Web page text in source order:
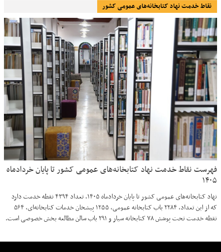
نقاط خدمت نهاد کتابخانه‌های عمومی کشور
فهرست نقاط خدمت نهاد کتابخانه‌های عمومی کشور تا پایان خردادماه
۱۴۰۵
نهاد کتابخانه‌های عمومی کشور تا پایان خردادماه ۱۴۰۵، تعداد ۴۳۹۴ نقطه خدمت دارد
که از این تعداد، ۲۲۸۴ باب کتابخانه عمومی، ۱۲۵۵ پیشخان خدمات کتابخانه‌ای، ۵۶۴
نقطه خدمت تحت پوشش ۷۸ کتابخانه سیار و ۲۹۱ باب سالن مطالعه بخش خصوصی است.